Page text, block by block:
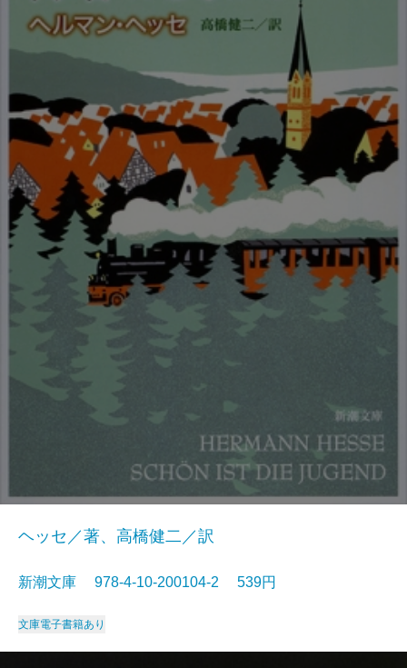
ヘッセ／著、高橋健二／訳
新潮文庫 978-4-10-200104-2 539円
文庫電子書籍あり